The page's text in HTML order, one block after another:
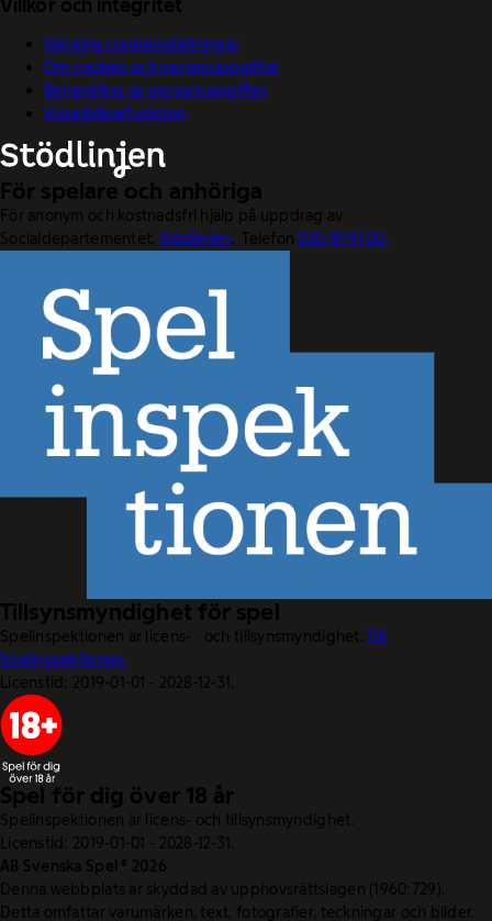
Villkor och integritet
Välj dina cookieinställningar
Om cookies och personuppgifter
Behandling av personuppgifter
Visselblåsarfunktion
För spelare och anhöriga
För anonym och kostnadsfri hjälp på uppdrag av
Socialdepartementet. Stödlinjen. Telefon020-81 91 00.
Tillsynsmyndighet för spel
Spelinspektionen är licens- och tillsynsmyndighet.Till
Spelinspektionen.
Licenstid: 2019-01-01 - 2028-12-31.
Spel för dig över 18 år
Spelinspektionen är licens- och tillsynsmyndighet.
Licenstid: 2019-01-01 - 2028-12-31.
AB Svenska Spel © 2026
Denna webbplats är skyddad av upphovsrättslagen (1960:729).
Detta omfattar varumärken, text, fotografier, teckningar och bilder.